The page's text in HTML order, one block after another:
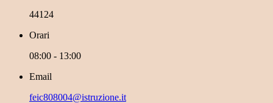
44124
Orari
08:00 - 13:00
Email
feic808004@istruzione.it